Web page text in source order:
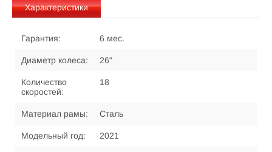
Характеристики
Гарантия: 6 мес.
Диаметр колеса: 26"
Количество
скоростей:
18
Материал рамы: Сталь
Модельный год: 2021